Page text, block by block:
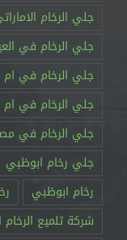
جلي الرخام
جلي الرخام في
جلي الرخام في ام
جلي الرخام في ام
جلي الرخام في
جلي رخام ابوظبي
رخام ابوظبي
شركة تلميع الرخام